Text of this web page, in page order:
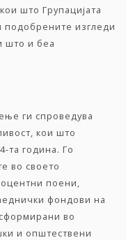
што Групацијата
подобрените изгледи
што и беа
ги спроведува
кои што
та година. Го
во своето
поени,
фондови на
во
и општествени